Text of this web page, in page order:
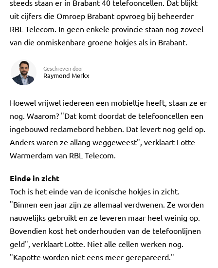
steeds staan er in Brabant 40 telefooncellen. Dat blijkt
uit cijfers die Omroep Brabant opvroeg bij beheerder
RBL Telecom. In geen enkele provincie staan nog zoveel
van die onmiskenbare groene hokjes als in Brabant.
Geschreven door
Raymond Merkx
Hoewel vrijwel iedereen een mobieltje heeft, staan ze er
nog. Waarom? "Dat komt doordat de telefooncellen een
ingebouwd reclamebord hebben. Dat levert nog geld op.
Anders waren ze allang weggeweest", verklaart Lotte
Warmerdam van RBL Telecom.
Einde in zicht
Toch is het einde van de iconische hokjes in zicht.
"Binnen een jaar zijn ze allemaal verdwenen. Ze worden
nauwelijks gebruikt en ze leveren maar heel weinig op.
Bovendien kost het onderhouden van de telefoonlijnen
geld", verklaart Lotte. Niet alle cellen werken nog.
"Kapotte worden niet eens meer gerepareerd."